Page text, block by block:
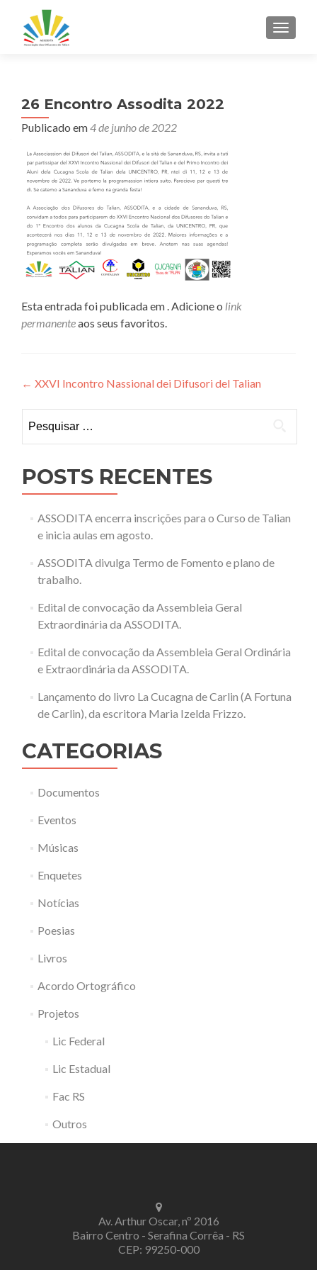
26 Encontro Assodita 2022
Publicado em4 de junho de 2022
Esta entrada foi publicada em . Adicione o link
permanenteaos seus favoritos.
Navegação
de
Post
← XXVI Incontro Nassional dei Difusori del Talian
por:
POSTS RECENTES
ASSODITA encerra inscrições para o Curso de Talian
e inicia aulas em agosto.
ASSODITA divulga Termo de Fomento e plano de
trabalho.
Edital de convocação da Assembleia Geral
Extraordinária da ASSODITA.
Edital de convocação da Assembleia Geral Ordinária
e Extraordinária da ASSODITA.
Lançamento do livro La Cucagna de Carlin (A Fortuna
de Carlin), da escritora Maria Izelda Frizzo.
CATEGORIAS
Documentos
Eventos
Músicas
Enquetes
Notícias
Poesias
Livros
Acordo Ortográfico
Projetos
Lic Federal
Lic Estadual
Fac RS
Outros
Av. Arthur Oscar, nº 2016
Bairro Centro - Serafina Corrêa - RS
CEP: 99250-000